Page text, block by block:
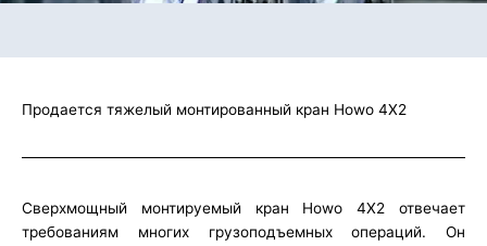
Продается тяжелый монтированный кран Howo 4X2
Сверхмощный монтируемый кран Howo 4X2 отвечает
требованиям многих грузоподъемных операций. Он